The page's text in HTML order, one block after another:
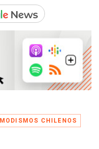
MODISMOS CHILENOS